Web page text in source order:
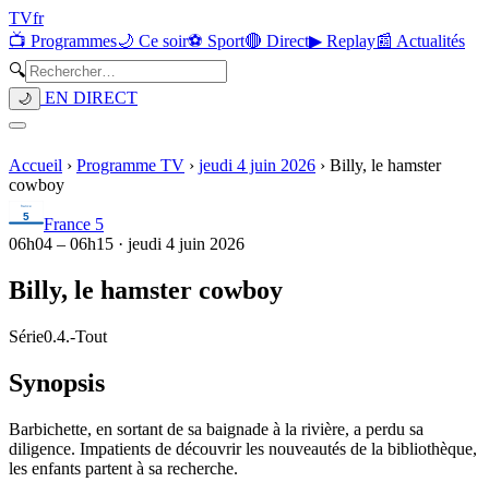
TVfr
📺 Programmes🌙 Ce soir⚽ Sport🔴 Direct▶ Replay📰 Actualités
🔍
🌙 EN DIRECT
Accueil › Programme TV › jeudi 4 juin 2026 › Billy, le hamster
cowboy
France 5
06h04 – 06h15 · jeudi 4 juin 2026
Billy, le hamster cowboy
Série0.4.-Tout
Synopsis
Barbichette, en sortant de sa baignade à la rivière, a perdu sa
diligence. Impatients de découvrir les nouveautés de la bibliothèque,
les enfants partent à sa recherche.